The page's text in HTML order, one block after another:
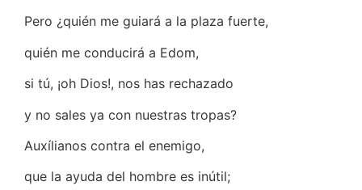
Pero ¿quién me guiará a la plaza fuerte,
quién me conducirá a Edom,
si tú, ¡oh Dios!, nos has rechazado
y no sales ya con nuestras tropas?
Auxílianos contra el enemigo,
que la ayuda del hombre es inútil;